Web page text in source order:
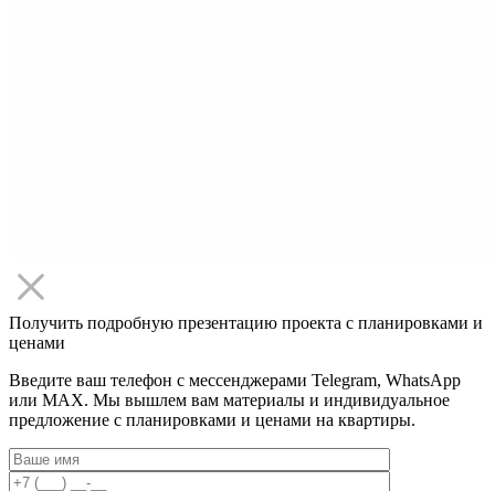
Получить подробную презентацию проекта с планировками и
ценами
Введите ваш телефон с мессенджерами Telegram, WhatsApp
или MAX. Мы вышлем вам материалы и индивидуальное
предложение с планировками и ценами на квартиры.